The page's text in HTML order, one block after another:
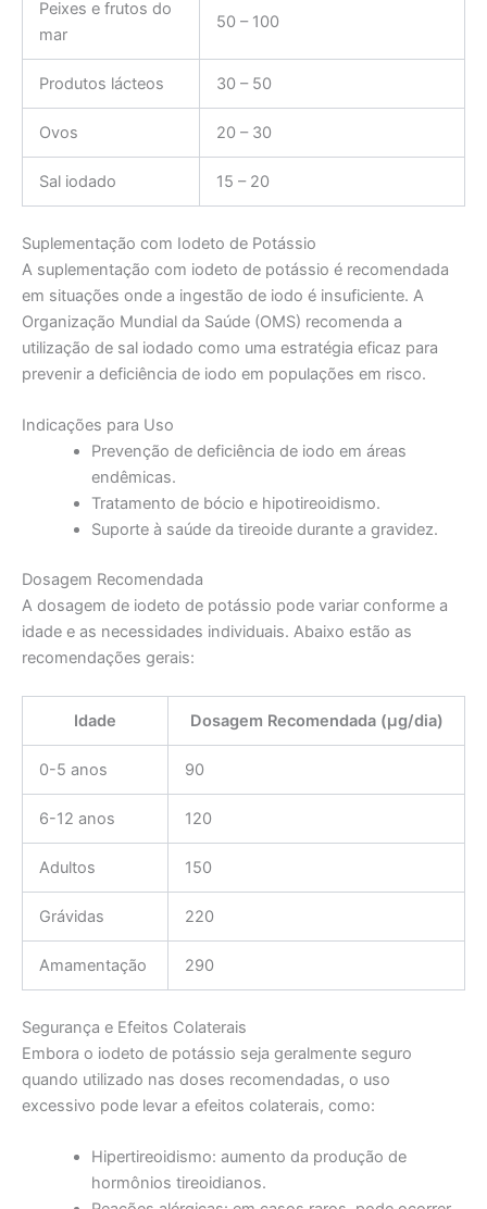
Peixes e frutos do
mar
50 – 100
Produtos lácteos 30 – 50
Ovos 20 – 30
Sal iodado 15 – 20
Suplementação com Iodeto de Potássio
A suplementação com iodeto de potássio é recomendada
em situações onde a ingestão de iodo é insuficiente. A
Organização Mundial da Saúde (OMS) recomenda a
utilização de sal iodado como uma estratégia eficaz para
prevenir a deficiência de iodo em populações em risco.
Indicações para Uso
Prevenção de deficiência de iodo em áreas
endêmicas.
Tratamento de bócio e hipotireoidismo.
Suporte à saúde da tireoide durante a gravidez.
Dosagem Recomendada
A dosagem de iodeto de potássio pode variar conforme a
idade e as necessidades individuais. Abaixo estão as
recomendações gerais:
Idade Dosagem Recomendada (µg/dia)
0-5 anos 90
6-12 anos 120
Adultos 150
Grávidas 220
Amamentação 290
Segurança e Efeitos Colaterais
Embora o iodeto de potássio seja geralmente seguro
quando utilizado nas doses recomendadas, o uso
excessivo pode levar a efeitos colaterais, como:
Hipertireoidismo: aumento da produção de
hormônios tireoidianos.